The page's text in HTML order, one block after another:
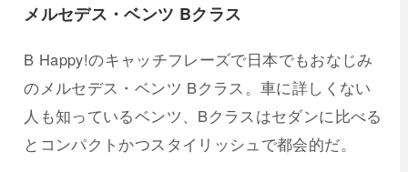
メルセデス・ベンツ Bクラス
B Happy!のキャッチフレーズで日本でもおなじみ
のメルセデス・ベンツ Bクラス。車に詳しくない
人も知っているベンツ、Bクラスはセダンに比べる
とコンパクトかつスタイリッシュで都会的だ。